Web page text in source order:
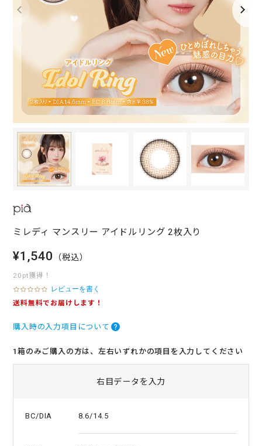
ミレディ マンスリー アイドルリング 2枚入り
¥1,540 （税込）
20pt獲得！
0
.
t
r
レビューを書く
送料無料でお届けします！
購入時の入力項目について
1箱のみご購入の方は、左右いずれかの項目を入力してください
右目データを入力
BC/DIA 8.6/14.5